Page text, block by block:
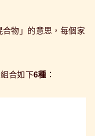
物」的意思，每個家
合如下6種 ：